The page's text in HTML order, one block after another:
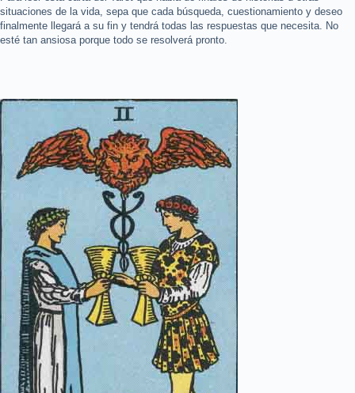
situaciones de la vida, sepa que cada búsqueda, cuestionamiento y deseo
finalmente llegará a su fin y tendrá todas las respuestas que necesita. No
esté tan ansiosa porque todo se resolverá pronto.